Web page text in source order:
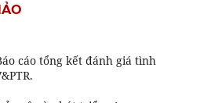
cáo tổng kết đánh giá tình